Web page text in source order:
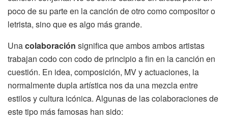
poco de su parte en la canción de otro como compositor o
letrista, sino que es algo más grande.
Unacolaboración significa que ambos ambos artistas
trabajan codo con codo de principio a fin en la canción en
cuestión. En idea, composición, MV y actuaciones, la
normalmente dupla artística nos da una mezcla entre
estilos y cultura icónica. Algunas de las colaboraciones de
este tipo más famosas han sido: